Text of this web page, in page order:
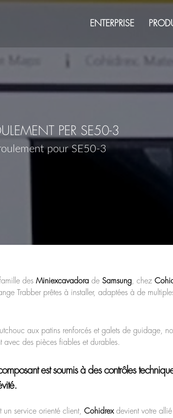
ENTERPRISE
PER SE50-3
pour SE50-3
des Miniexcavadora de Samsung , chez
Trabber prêtes à installer, adaptées à de
aux patins renforcés et galets de guidage,
avec des pièces fiables et durables.
est soumis à des contrôles
service orienté client, Cohidrexdevient votre allié